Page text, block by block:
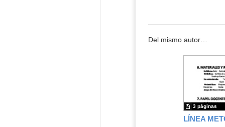
Del mismo autor…
3 páginas